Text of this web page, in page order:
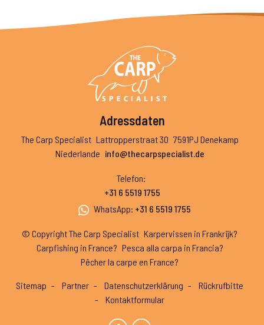
Adressdaten
The Carp Specialist Lattropperstraat 30 7591PJ Denekamp
Niederlande info@thecarpspecialist.de
Telefon:
+31 6 5519 1755
WhatsApp: +31 6 5519 1755
© Copyright The Carp Specialist Karpervissen in Frankrijk?
Carpfishing in France? Pesca alla carpa in Francia?
Pêcher la carpe en France?
Sitemap Partner Datenschutzerklärung
Rückrufbitte
Kontaktformular